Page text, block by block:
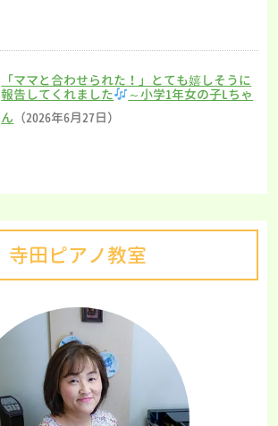
「ママと合わせられた！」とても嬉しそうに
報告してくれました
～小学1年女の子Lちゃ
ん （2026年6月27日）
寺田ピアノ教室